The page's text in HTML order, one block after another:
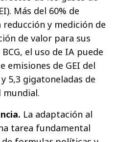
Más del 60% de
y medición de
de valor para sus
el uso de IA puede
emisiones de GEI del
5,3 gigatoneladas de
mundial.
La adaptación al
tarea fundamental